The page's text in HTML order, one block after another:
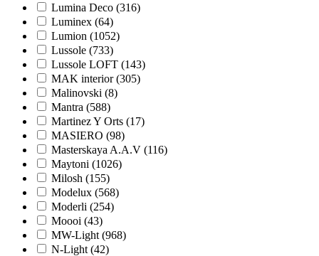
Lumina Deco (316)
Luminex (64)
Lumion (1052)
Lussole (733)
Lussole LOFT (143)
MAK interior (305)
Malinovski (8)
Mantra (588)
Martinez Y Orts (17)
MASIERO (98)
Masterskaya A.A.V (116)
Maytoni (1026)
Milosh (155)
Modelux (568)
Moderli (254)
Moooi (43)
MW-Light (968)
N-Light (42)